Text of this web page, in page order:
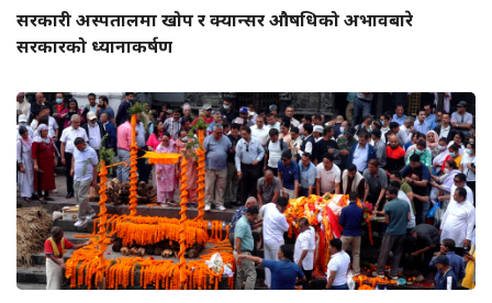
सरकारी अस्पतालमा खोप र क्यान्सर औषधिको अभावबारे
सरकारको ध्यानाकर्षण